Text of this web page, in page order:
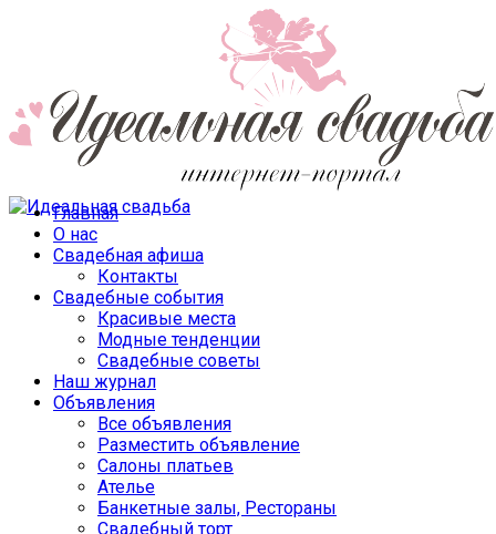
Главная
О нас
Свадебная афиша
Контакты
Свадебные события
Красивые места
Модные тенденции
Свадебные советы
Наш журнал
Объявления
Все объявления
Разместить объявление
Салоны платьев
Ателье
Банкетные залы, Рестораны
Свадебный торт